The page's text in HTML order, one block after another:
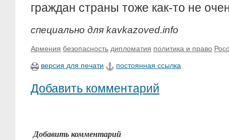
граждан страны тоже как-то не
специально для kavkazoved.info
Армения безопасность дипломатия политика и право
версия для печати постоянная ссылка
Добавить комментарий
Добавить комментарий